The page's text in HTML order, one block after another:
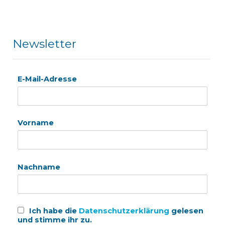
Newsletter
E-Mail-Adresse
Vorname
Nachname
Ich habe die Datenschutzerklärung gelesen
und stimme ihr zu.